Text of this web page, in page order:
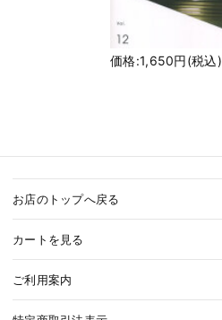
価格:1,650円(税込)
お店のトップへ戻る
カートを見る
ご利用案内